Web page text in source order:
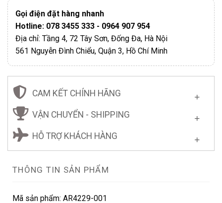
Gọi điện đặt hàng nhanh
Hotline: 078 3455 333 - 0964 907 954
Địa chỉ: Tầng 4, 72 Tây Sơn, Đống Đa, Hà Nội
561 Nguyễn Đình Chiểu, Quận 3, Hồ Chí Minh
CAM KẾT CHÍNH HÃNG
VẬN CHUYỂN - SHIPPING
HỖ TRỢ KHÁCH HÀNG
THÔNG TIN SẢN PHẨM
Mã sản phẩm: AR4229-001